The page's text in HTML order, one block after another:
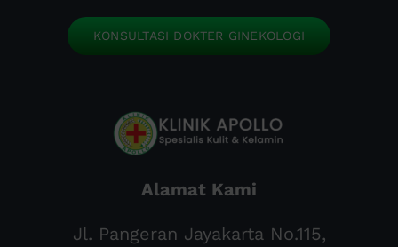
KONSULTASI DOKTER GINEKOLOGI
Alamat Kami
Jl. Pangeran Jayakarta No.115,